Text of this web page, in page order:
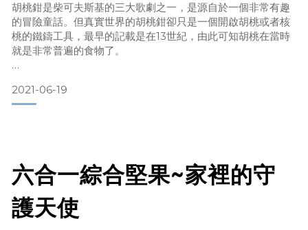
胡桃鉗是柴可夫斯基的三大歌劇之一，是源自於一個非常有趣
的冒險童話。但真實世界的胡桃鉗卻只是一個開啟胡桃或者核
桃的鐵鑄工具，最早的記載是在13世紀，由此可知胡桃在當時
就是非常普遍的食物了。
胡桃核桃傻傻分不清楚
同：
直觀：未剝殼前，胡桃較細長，核桃較趨圓
外殼：胡桃深棕色較薄，核桃淺棕色較厚
2021-06-19
六合一綜合堅果~家裡的守
護天使